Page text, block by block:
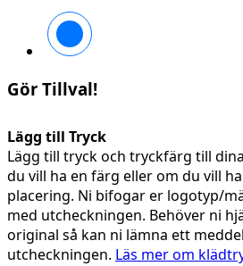
Gör Tillval!
Lägg till Tryck
Lägg till tryck och tryckfärg till
du vill ha en färg eller om du vill
placering. Ni bifogar er logotyp/
med utcheckningen. Behöver ni
original så kan ni lämna ett
utcheckningen. Läs mer om